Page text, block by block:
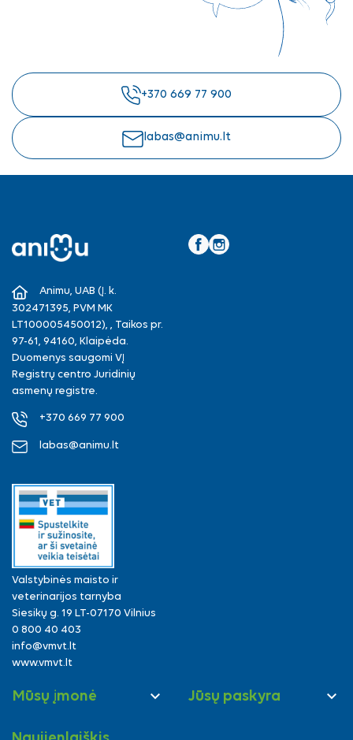
+370 669 77 900
labas@animu.lt
Animu, UAB (Į. k.
302471395, PVM MK
LT100005450012), , Taikos pr.
97-61, 94160, Klaipėda.
Duomenys saugomi VĮ
Registrų centro Juridinių
asmenų registre.
+370 669 77 900
labas@animu.lt
Valstybinės maisto ir
veterinarijos tarnyba
Siesikų g. 19 LT-07170 Vilnius
0 800 40 403
info@vmvt.lt
www.vmvt.lt
Mūsų įmonė  Jūsų paskyra 